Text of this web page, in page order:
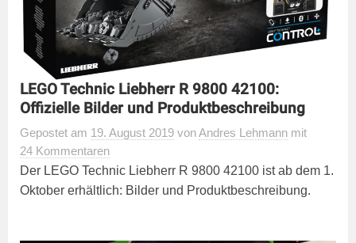
LEGO Technic Liebherr R 9800 42100:
Offizielle Bilder und Produktbeschreibung
Gepostet am 19. August 2019 vonAndres Lehmann mit
24 Kommentaren
Der LEGO Technic Liebherr R 9800 42100 ist ab dem 1.
Oktober erhältlich: Bilder und Produktbeschreibung.